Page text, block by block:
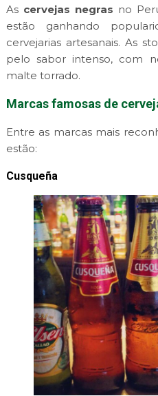
As cervejas negras no
estão ganhando
cervejarias artesanais. As
pelo sabor intenso, com
malte torrado.
Marcas famosas de
Entre as marcas mais
estão:
Cusqueña